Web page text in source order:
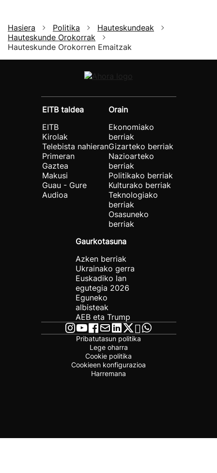
Hasiera Politika
Hauteskundeak
Hauteskunde Orokorrak
Hauteskunde Orokorren Emaitzak
EITB taldea
EITB
Kirolak
Telebista nahieran
Primeran
Gaztea
Makusi
Guau - Gure
Audioa
Orain
Ekonomiako
berriak
Gizarteko berriak
Nazioarteko
berriak
Politikako berriak
Kulturako berriak
Teknologiako
berriak
Osasuneko
berriak
Gaurkotasuna
Azken berriak
Ukrainako gerra
Euskadiko lan
egutegia 2026
Eguneko
albisteak
AEB eta Trump
Pribatutasun politika
Lege oharra
Cookie politika
Cookieen konfigurazioa
Harremana